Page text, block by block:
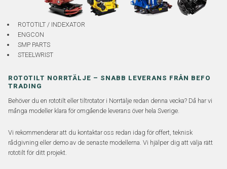
ROTOTILT / INDEXATOR
ENGCON
SMP PARTS
STEELWRIST
ROTOTILT NORRTÄLJE – SNABB LEVERANS FRÅN BEFO
TRADING
Behöver du en rototilt eller tiltrotator i Norrtälje redan denna vecka? Då har vi
många modeller klara för omgående leverans över hela Sverige.
Vi rekommenderar att du kontaktar oss redan idag för offert, teknisk
rådgivning eller demo av de senaste modellerna. Vi hjälper dig att välja rätt
rototilt för ditt projekt.